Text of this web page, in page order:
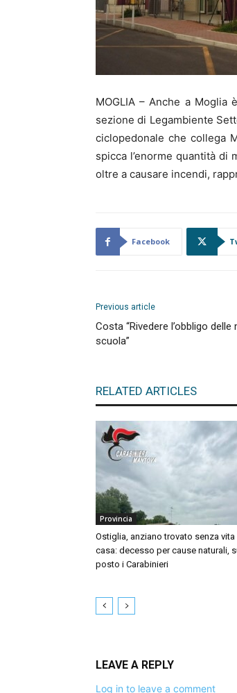
MOGLIA – Anche a Moglia
sezione di Legambiente
ciclopedonale che collega
spicca l’enorme quantità
oltre a causare incendi,
Facebook
Previous article
Costa “Rivedere l’obbligo
scuola”
RELATED ARTICLES
Provincia
Ostiglia, anziano trovato senza vita
casa: decesso per cause naturali,
posto i Carabinieri
LEAVE A REPLY
Log in to leave a comment